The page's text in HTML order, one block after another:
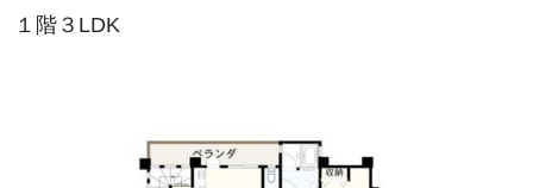
１階３LDK